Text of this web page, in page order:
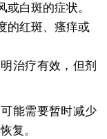
白斑的症状。
的红斑、瘙痒或
治疗有效，但剂
能需要暂时减少
复。